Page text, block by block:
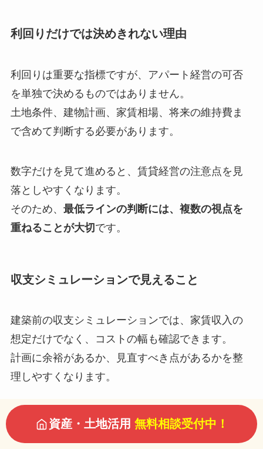
資産・土地活用 無料相談受付中！
利回りだけでは決めきれない理由
利回りは重要な指標ですが、アパート経営の可否
を単独で決めるものではありません。
土地条件、建物計画、家賃相場、将来の維持費ま
で含めて判断する必要があります。
数字だけを見て進めると、賃貸経営の注意点を見
落としやすくなります。
そのため、 最低ラインの判断には、複数の視点を
重ねることが大切です。
収支シミュレーションで見えること
建築前の収支シミュレーションでは、家賃収入の
想定だけでなく、コストの幅も確認できます。
計画に余裕があるか、見直すべき点があるかを整
理しやすくなります。
とくに新築アパートでは、建築費と収益計